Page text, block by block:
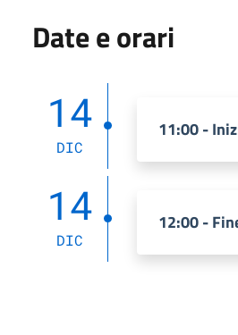
Date e orari
14
DIC
11:00 -
14
DIC
12:00 -